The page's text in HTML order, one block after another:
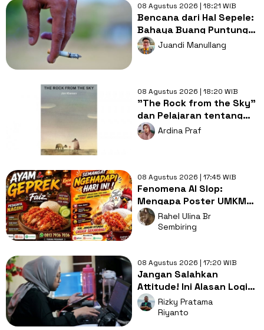
08 Agustus 2026 | 18:21 WIB
Bencana dari Hal Sepele:
Bahaya Buang Puntung
Rokok Sembarangan di
Musim Kemarau
Juandi Manullang
08 Agustus 2026 | 18:20 WIB
"The Rock from the Sky"
dan Pelajaran tentang
Berani Menghadapi
Perubahan
Ardina Praf
08 Agustus 2026 | 17:45 WIB
Fenomena AI Slop:
Mengapa Poster UMKM
Makin Seragam dan Bikin
Kita Bosan?
Rahel Ulina Br
Sembiring
08 Agustus 2026 | 17:20 WIB
Jangan Salahkan
Attitude! Ini Alasan Logis
Kenapa Gen Z Susah Cari
Kerja
Rizky Pratama
Riyanto